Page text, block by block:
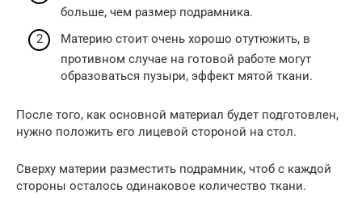
больше, чем размер подрамника.
Материю стоит очень хорошо отутюжить, в
противном случае на готовой работе могут
образоваться пузыри, эффект мятой ткани.
После того, как основной материал будет подготовлен,
нужно положить его лицевой стороной на стол.
Сверху материи разместить подрамник, чтоб с каждой
стороны осталось одинаковое количество ткани.